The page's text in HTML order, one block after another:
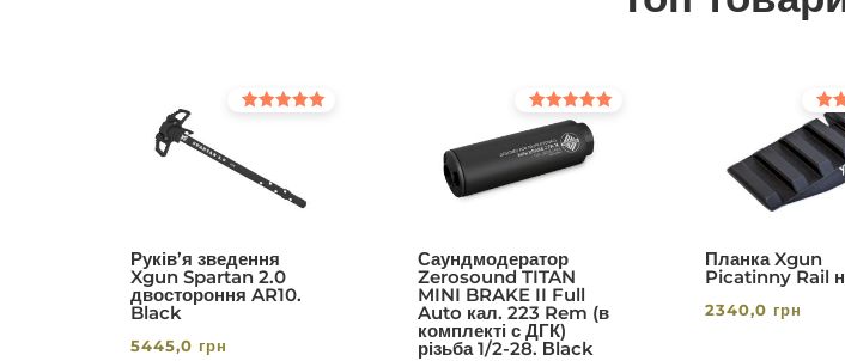
Руків’я зведення
Xgun Spartan 2.0
двостороння AR10.
Black
5445,0 грн
Саундмодератор
Zerosound TITAN
MINI BRAKE II Full
Auto кал. 223 Rem (в
комплекті с ДГК)
різьба 1/2-28. Вlack
Оцінено в
5.00
з 5
Планка Xgun
Picatinny Rail
5.00
з 5
2340,0 грн